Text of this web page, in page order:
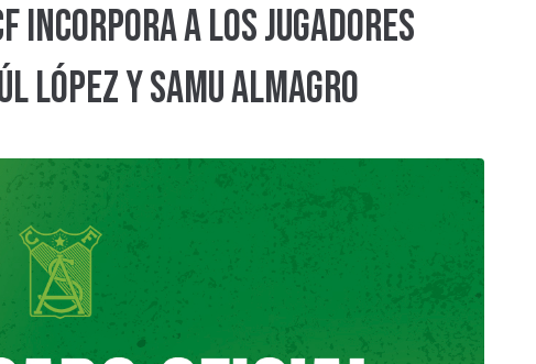
incorpora a los jugadores
López y Samu Almagro